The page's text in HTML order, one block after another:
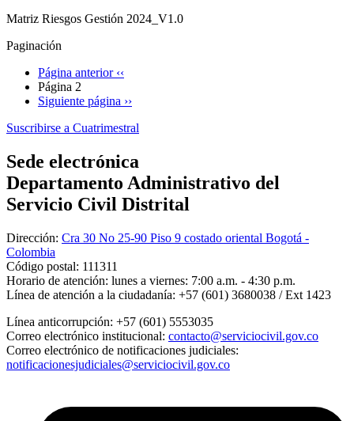
Matriz Riesgos Gestión 2024_V1.0
Paginación
Página anterior ‹‹
Página 2
Siguiente página ››
Suscribirse a Cuatrimestral
Sede electrónica
Departamento Administrativo del
Servicio Civil Distrital
Dirección: Cra 30 No 25-90 Piso 9 costado oriental Bogotá -
Colombia
Código postal: 111311
Horario de atención: lunes a viernes: 7:00 a.m. - 4:30 p.m.
Línea de atención a la ciudadanía: +57 (601) 3680038 / Ext 1423
Línea anticorrupción: +57 (601) 5553035
Correo electrónico institucional: contacto@serviciocivil.gov.co
Correo electrónico de notificaciones judiciales:
notificacionesjudiciales@serviciocivil.gov.co